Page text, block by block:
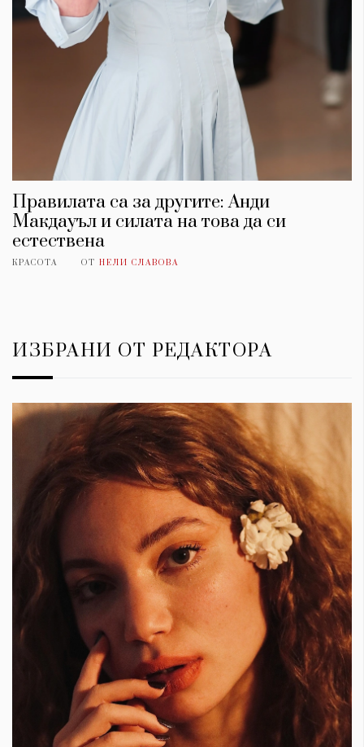
Правилата са за другите: Анди
Макдауъл и силата на това да си
естествена
КРАСОТА ОТ НЕЛИ СЛАВОВА
ИЗБРАНИ ОТ РЕДАКТОРА